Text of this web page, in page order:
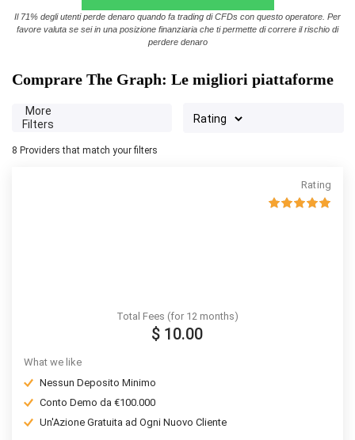
Il 71% degli utenti perde denaro quando fa trading di CFDs con questo operatore. Per
favore valuta se sei in una posizione finanziaria che ti permette di correre il rischio di
perdere denaro
Comprare The Graph: Le migliori piattaforme
More
Filters
8 Providers that match your filters
Rating
Total Fees (for 12 months)
$ 10.00
What we like
Nessun Deposito Minimo
Conto Demo da €100.000
Un'Azione Gratuita ad Ogni Nuovo Cliente